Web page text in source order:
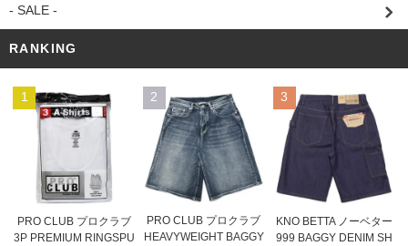
- SALE -
RANKING
1
PRO CLUB プロクラブ
3P PREMIUM RINGSPU
2
PRO CLUB プロクラブ
HEAVYWEIGHT BAGGY
3
KNO BETTA ノーベター
999 BAGGY DENIM SH